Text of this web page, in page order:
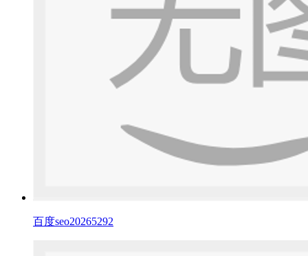
百度seo20265292